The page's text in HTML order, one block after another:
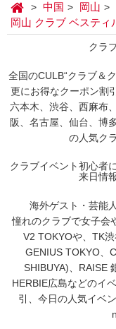
中国 岡山
岡山 クラブ ベスティ
クラ
全国のCULB“クラブ＆
更にお得なクーポン割
六本木、渋谷、西麻布
阪、名古屋、仙台、博
の人気ク
クラブイベント初心者
来日情
海外ゲスト・芸能
憧れのクラブで女子会
V2 TOKYOや、TK
GENIUS TOKYO、
SHIBUYA)、RAISE
HERBIE広島などのイ
引、今日の人気イベ